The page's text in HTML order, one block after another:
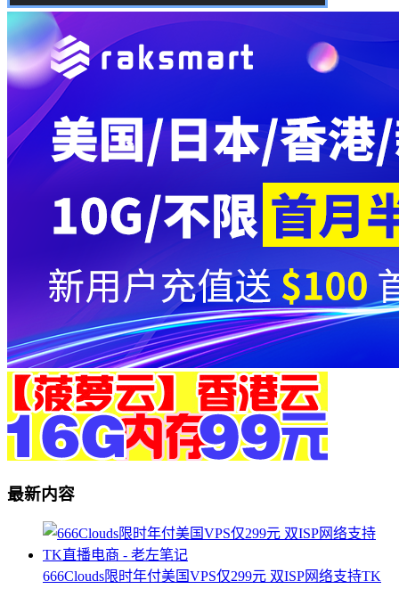
最新内容
666Clouds限时年付美国VPS仅299元 双ISP网络支持TK